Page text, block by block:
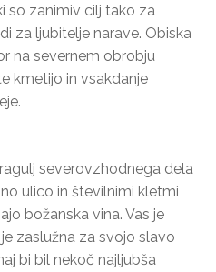
so zanimiv cilj tako za
za ljubitelje narave. Obiska
na severnem obrobju
kmetijo in vsakdanje
severovzhodnega dela
ulico in številnimi kletmi
božanska vina. Vas je
zaslužna za svojo slavo
bi bil nekoč najljubša